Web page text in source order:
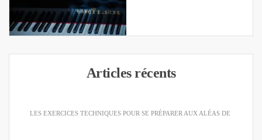
Articles récents
LES EXERCICES TECHNIQUES POUR SE PRÉPARER AUX ALÉAS DE